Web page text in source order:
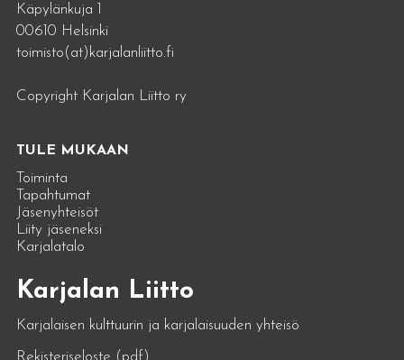
Käpylänkuja 1
00610 Helsinki
toimisto(at)karjalanliitto.fi
Copyright Karjalan Liitto ry
TULE MUKAAN
Toiminta
Tapahtumat
Jäsenyhteisöt
Liity jäseneksi
Karjalatalo
Karjalan Liitto
Karjalaisen kulttuurin ja karjalaisuuden yhteisö
Rekisteriseloste (pdf)